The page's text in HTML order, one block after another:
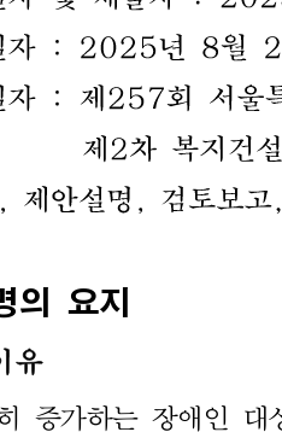
자 : 2025년 8월
자 : 제257회 서울
제2 차 복지건
제안설명 검토보고
의 요지
유
증가하는 장애인 대